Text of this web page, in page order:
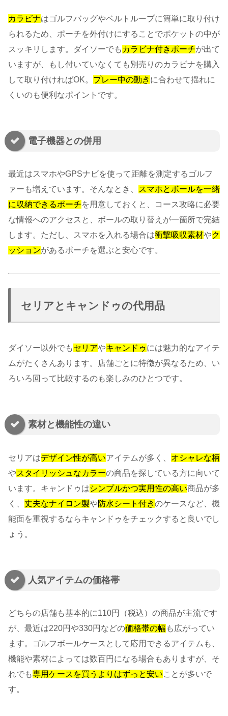
カラビナはゴルフバッグやベルトループに簡単に取り付け
られるため、ポーチを外付けにすることでポケットの中が
スッキリします。ダイソーでも カラビナ付きポーチが出て
いますが、もし付いていなくても別売りのカラビナを購入
して取り付ければOK。 プレー中の動き に合わせて揺れに
くいのも便利なポイントです。
電子機器との併用
最近はスマホやGPSナビを使って距離を測定するゴルフ
ァーも増えています。そんなとき、
スマホとボールを一緒
に収納できるポーチを用意しておくと、コース攻略に必要
な情報へのアクセスと、ボールの取り替えが一箇所で完結
します。ただし、スマホを入れる場合は衝撃吸収素材やク
ッションがあるポーチを選ぶと安心です。
セリアとキャンドゥの代用品
ダイソー以外でもセリアやキャンドゥ には魅力的なアイテ
ムがたくさんあります。店舗ごとに特徴が異なるため、い
ろいろ回って比較するのも楽しみのひとつです。
素材と機能性の違い
セリアはデザイン性が高いアイテムが多く、 オシャレな柄
やスタイリッシュなカラーの商品を探している方に向いて
います。キャンドゥはシンプルかつ実用性の高い商品が多
く、 丈夫なナイロン製や防水シート付きのケースなど、機
能面を重視するならキャンドゥをチェックすると良いでし
ょう。
人気アイテムの価格帯
どちらの店舗も基本的に110円（税込）の商品が主流です
が、最近は220円や330円などの価格帯の幅 も広がってい
ます。ゴルフボールケースとして応用できるアイテムも、
機能や素材によっては数百円になる場合もありますが、そ
れでも専用ケースを買うよりはずっと安いことが多いで
す。